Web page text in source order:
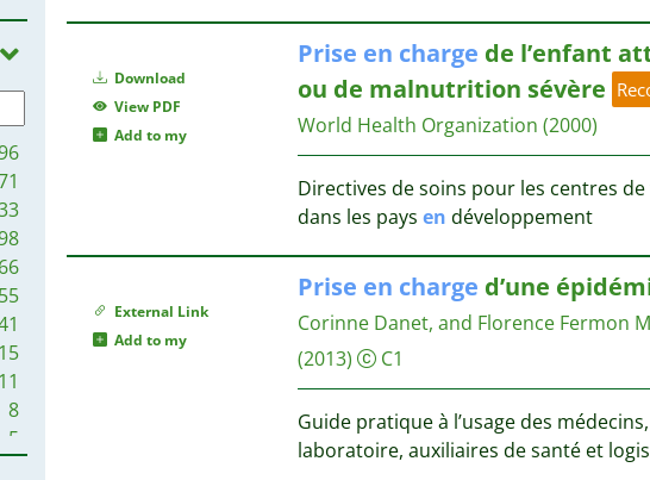
66
55
15
11
8
5
Download
View PDF
Add to my
Prise en charge de l’enfant
ou de malnutrition sévère
World Health Organization (2000)
Directives de soins pour les centres
dans les pays en développement
External Link
Add to my
Prise en charge d’une
Corinne Danet, and Florence Fermon
(2013)
C1
Guide pratique à l’usage des
laboratoire, auxiliaires de santé et